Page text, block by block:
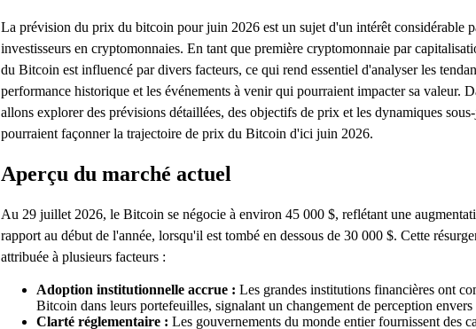
La prévision du prix du bitcoin pour juin 2026 est un sujet d'un intérêt considérable
investisseurs en cryptomonnaies. En tant que première cryptomonnaie par
du Bitcoin est influencé par divers facteurs, ce qui rend essentiel d'analyser les
performance historique et les événements à venir qui pourraient impacter sa valeur.
allons explorer des prévisions détaillées, des objectifs de prix et les dynamiques
pourraient façonner la trajectoire de prix du Bitcoin d'ici juin 2026.
Aperçu du marché actuel
Au 29 juillet 2026, le Bitcoin se négocie à environ 45 000 $, reflétant une
rapport au début de l'année, lorsqu'il est tombé en dessous de 30 000 $. Cette
attribuée à plusieurs facteurs :
Adoption institutionnelle accrue : Les grandes institutions financières ont
Bitcoin dans leurs portefeuilles, signalant un changement de perception
Clarté réglementaire : Les gouvernements du monde entier fournissent des